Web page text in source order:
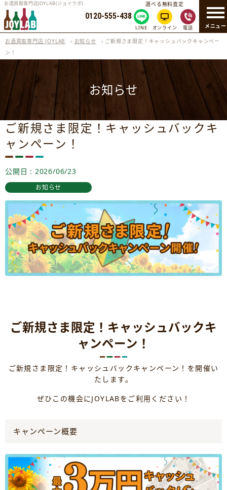
メニュー
お酒買取専門店JOYLAB(ジョイラボ)
0120-555-438
選べる無料査定
LINE オンライン 電話
お酒買取専門店 JOYLAB › お知らせ › ご新規さま限定！キャッシュバックキャンペー
ン！
お知らせ
ご新規さま限定！キャッシュバックキ
ャンペーン！
公開日 : 2026/06/23
お知らせ
ご新規さま限定！キャッシュバックキ
ャンペーン！
ご新規さま限定！キャッシュバックキャンペーン！を開催い
たします。
ぜひこの機会にJOYLABをご利用ください！
キャンペーン概要